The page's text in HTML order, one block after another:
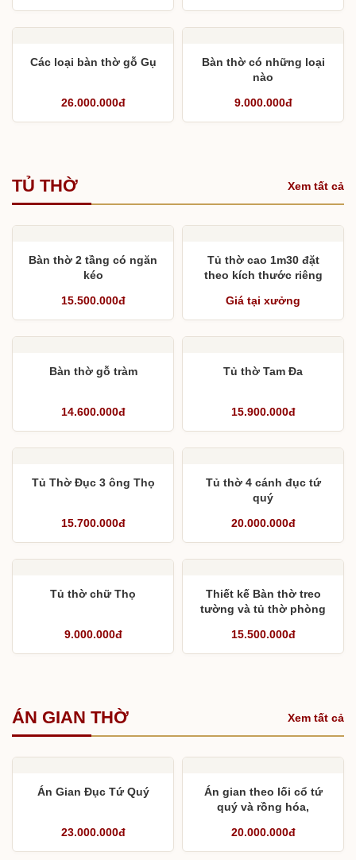
Các loại bàn thờ gỗ Gụ
26.000.000đ
Bàn thờ có những loại
nào
9.000.000đ
TỦ THỜ Xem tất cả
Bàn thờ 2 tầng có ngăn
kéo
15.500.000đ
Tủ thờ cao 1m30 đặt
theo kích thước riêng
Giá tại xưởng
Bàn thờ gỗ tràm
14.600.000đ
Tủ thờ Tam Đa
15.900.000đ
Tủ Thờ Đục 3 ông Thọ
15.700.000đ
Tủ thờ 4 cánh đục tứ
quý
20.000.000đ
Tủ thờ chữ Thọ
9.000.000đ
Thiết kế Bàn thờ treo
tường và tủ thờ phòng
15.500.000đ
ÁN GIAN THỜ Xem tất cả
Án Gian Đục Tứ Quý
23.000.000đ
Án gian theo lối cổ tứ
quý và rồng hóa,
đường
20.000.000đ